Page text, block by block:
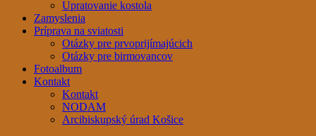
Upratovanie kostola
Zamyslenia
Príprava na sviatosti
Otázky pre prvoprijímajúcich
Otázky pre birmovancov
Fotoalbum
Kontakt
Kontakt
NODAM
Arcibiskupský úrad Košice